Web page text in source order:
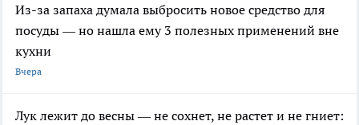
Из-за запаха думала выбросить новое средство для
посуды — но нашла ему 3 полезных применений вне
кухни
Вчера
Лук лежит до весны — не сохнет, не растет и не гниет: